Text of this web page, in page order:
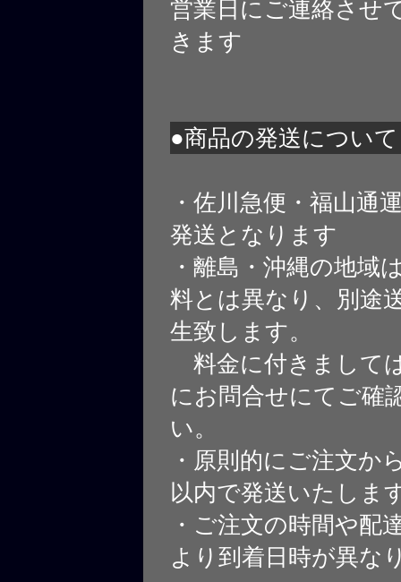
営業日にご連絡させ
きます
●商品の発送について
・佐川急便・福山通
発送となります
・離島・沖縄の地域
料とは異なり、別途
生致します。
料金に付きまして
にお問合せにてご確
い。
・原則的にご注文か
以内で発送いたしま
・ご注文の時間や配
より到着日時が異な